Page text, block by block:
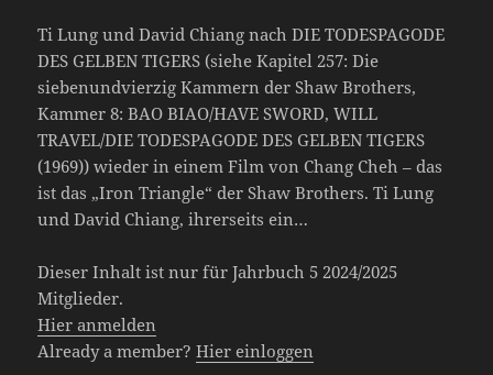
Ti Lung und David Chiang nach DIE TODESPAGODE
DES GELBEN TIGERS (siehe Kapitel 257: Die
siebenundvierzig Kammern der Shaw Brothers,
Kammer 8: BAO BIAO/HAVE SWORD, WILL
TRAVEL/DIE TODESPAGODE DES GELBEN TIGERS
(1969)) wieder in einem Film von Chang Cheh – das
ist das „Iron Triangle“ der Shaw Brothers. Ti Lung
und David Chiang, ihrerseits ein…
Dieser Inhalt ist nur für Jahrbuch 5 2024/2025
Mitglieder.
Hier anmelden
Already a member?Hier einloggen